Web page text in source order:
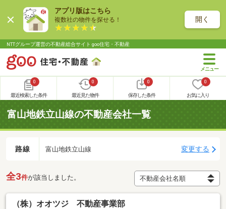
アプリ版はこちら
複数社の物件を探せる！ 開く
NTTグループ運営の不動産総合サイト goo住宅・不動産
0
最近検索した条件
0
最近見た物件
0
保存した条件
0
お気に入り
富山地鉄立山線の不動産会社一覧
路線 富山地鉄立山線 変更する
全3件が該当しました。
（株）オオツジ 不動産事業部